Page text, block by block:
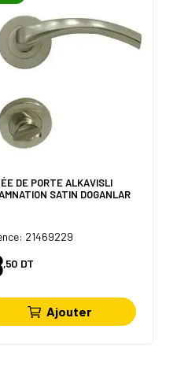
DE PORTE ALKAVISLI
SATIN DOGANLAR
21469229
,50 DT
Ajouter